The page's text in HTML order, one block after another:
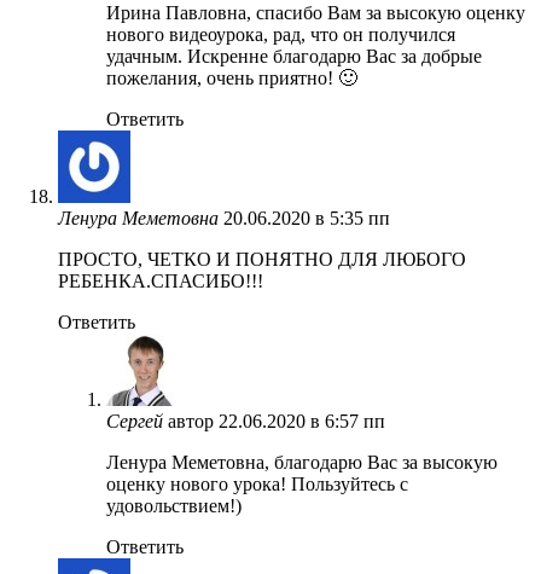
Ирина Павловна, спасибо Вам за высокую оценку
нового видеоурока, рад, что он получился
удачным. Искренне благодарю Вас за добрые
пожелания, очень приятно! 🙂
Ответить
Ленура Меметовна 20.06.2020 в 5:35 пп
ПРОСТО, ЧЕТКО И ПОНЯТНО ДЛЯ ЛЮБОГО
РЕБЕНКА.СПАСИБО!!!
Ответить
Сергей автор 22.06.2020 в 6:57 пп
Ленура Меметовна, благодарю Вас за высокую
оценку нового урока! Пользуйтесь с
удовольствием!)
Ответить